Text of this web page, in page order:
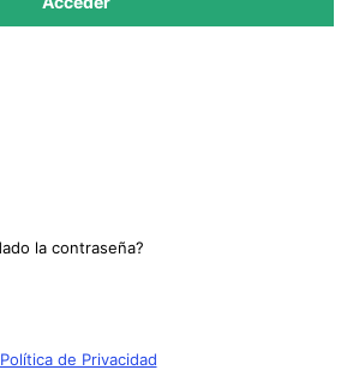
la contraseña?
Política de Privacidad